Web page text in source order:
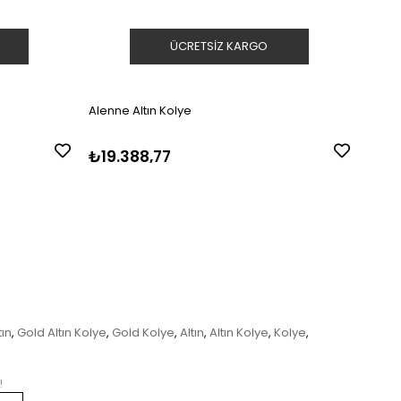
Alenne Altın Kolye
₺19.388,77
ÜCRETSIZ KARGO
, Gold Altın Kolye, Gold Kolye, Altın, Altın Kolye, Kolye,